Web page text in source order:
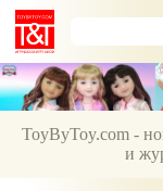
ToyByToy.com -
и